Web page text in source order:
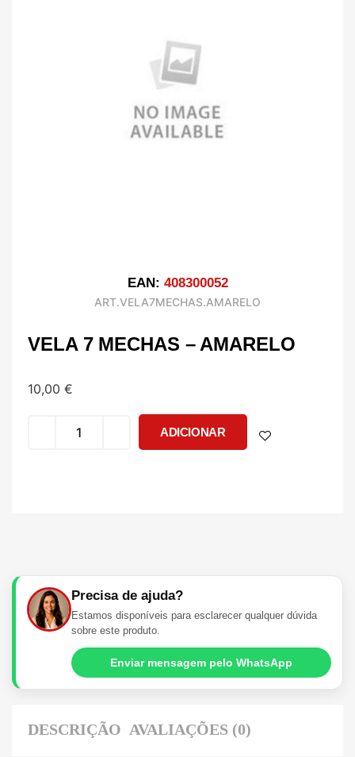
EAN: 408300052
ART.VELA7MECHAS.AMARELO
VELA 7 MECHAS – AMARELO
10,00 €
ADICIONAR
Precisa de ajuda?
Estamos disponíveis para esclarecer qualquer dúvida
sobre este produto.
Enviar mensagem pelo WhatsApp
DESCRIÇÃO AVALIAÇÕES (0)